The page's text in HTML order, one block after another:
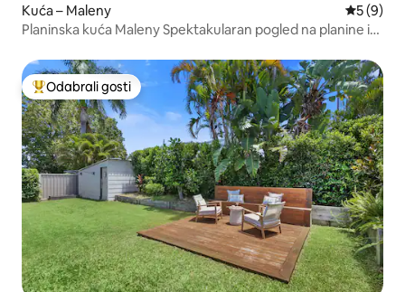
Kuća – Maleny
5 (9)
Planinska kuća Maleny Spektakularan pogled na planine iz
Među najviše rangiranima s oznakom „Odabrali gosti”
Odabrali gosti